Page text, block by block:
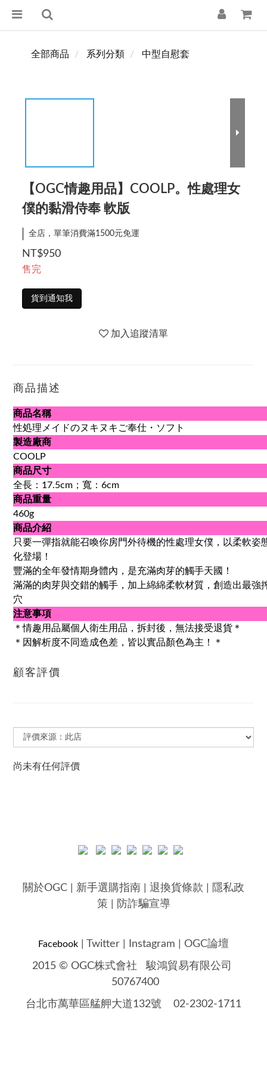
全部商品 系列分類 中型自慰套
【OGC情趣用品】COOLP。性處理女
僕的黏滑侍奉 軟版
全店，單筆消費滿1500元免運
NT$950
售完
貨到通知我
加入追蹤清單
商品描述
商品名稱
性処理メイドのヌキヌキご奉仕・ソフト
製造廠商
COOLP
商品尺寸
全長：17.5cm；寬：6cm
商品重量
460g
商品介紹
只要一彈指就能召喚你房門外待機的性處理女僕，以柔軟姿
化登場！
豐滿的全年發情期身體內，是充滿肉芽的觸手天國！
滿滿的肉芽與交錯的觸手，加上綿綿柔軟材質，創造出最強
穴
注意事項
＊情趣用品屬個人衛生用品，拆封後，無法接受退貨＊
＊因解析度不同造成色差，皆以實品顏色為主！＊
顧客評價
尚未有任何評價
關於OGC 新手選購指南 退換貨條款
隱私政
策
防詐騙宣導
Facebook Twitter Instagram OGC論壇
2015 © OGC株式會社駿鴻貿易有限公司
50767400
台北市萬華區艋舺大道132號 02-2302-1711